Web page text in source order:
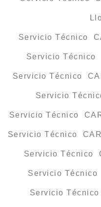
Servicio Técnico
Servicio Técnico
Servicio Técnico
Servicio
Servicio Técnico
Servicio Técnico
Servicio Técnico
Servicio
Servicio